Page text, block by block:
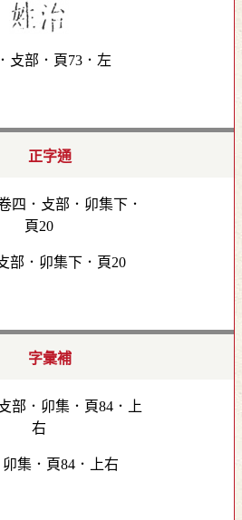
攴部．頁73．左
正字通
部．卯集下．頁20
字彙補
集．頁84．上右